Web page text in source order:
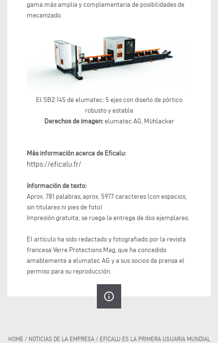
gama más amplia y complementaria de posibilidades de
mecanizado.
El SBZ 145 de elumatec: 5 ejes con diseño de pórtico
robusto y estable
Derechos de imagen:elumatec AG, Mühlacker
Más información acerca de Eficalu:
https://eficalu.fr/
Información de texto:
Aprox. 781 palabras, aprox. 5977 caracteres (con espacios,
sin titulares ni pies de foto)
Impresión gratuita; se ruega la entrega de dos ejemplares.
El artículo ha sido redactado y fotografiado por la revista
francesa Verre Protections Mag, que ha concedido
amablemente a elumatec AG y a sus socios de prensa el
permiso para su reproducción.
info_outline
HOME / NOTICIAS DE LA EMPRESA/ EFICALU ES LA PRIMERA USUARIA MUNDIAL